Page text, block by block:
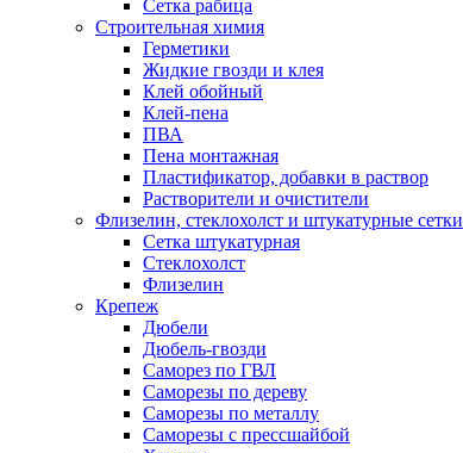
Сетка рабица
Строительная химия
Герметики
Жидкие гвозди и клея
Клей обойный
Клей-пена
ПВА
Пена монтажная
Пластификатор, добавки в раствор
Растворители и очистители
Флизелин, стеклохолст и штукатурные сетки
Сетка штукатурная
Стеклохолст
Флизелин
Крепеж
Дюбели
Дюбель-гвозди
Саморез по ГВЛ
Саморезы по дереву
Саморезы по металлу
Саморезы с прессшайбой